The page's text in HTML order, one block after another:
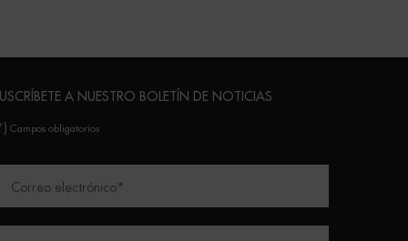
A NUESTRO BOLETÍN DE NOTICIAS
Campos obligatorios
Correo electrónico *